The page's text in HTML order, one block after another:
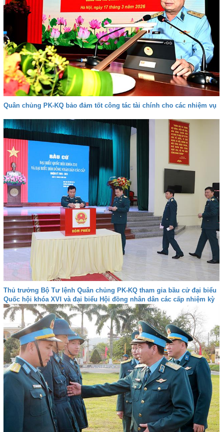
Quân chủng PK-KQ bảo đảm tốt công tác tài chính cho các nhiệm vụ
Thủ trưởng Bộ Tư lệnh Quân chủng PK-KQ tham gia bầu cử đại biểu
Quốc hội khóa XVI và đại biểu Hội đồng nhân dân các cấp nhiệm kỳ
2026-2031